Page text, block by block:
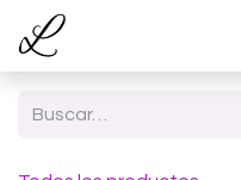
Ir al contenido